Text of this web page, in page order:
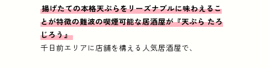
揚げたての本格天ぷらをリーズナブルに味わえるこ
とが特徴の難波の喫煙可能な居酒屋が『天ぷら たろ
じろう』
千日前エリアに店舗を構える人気居酒屋で、